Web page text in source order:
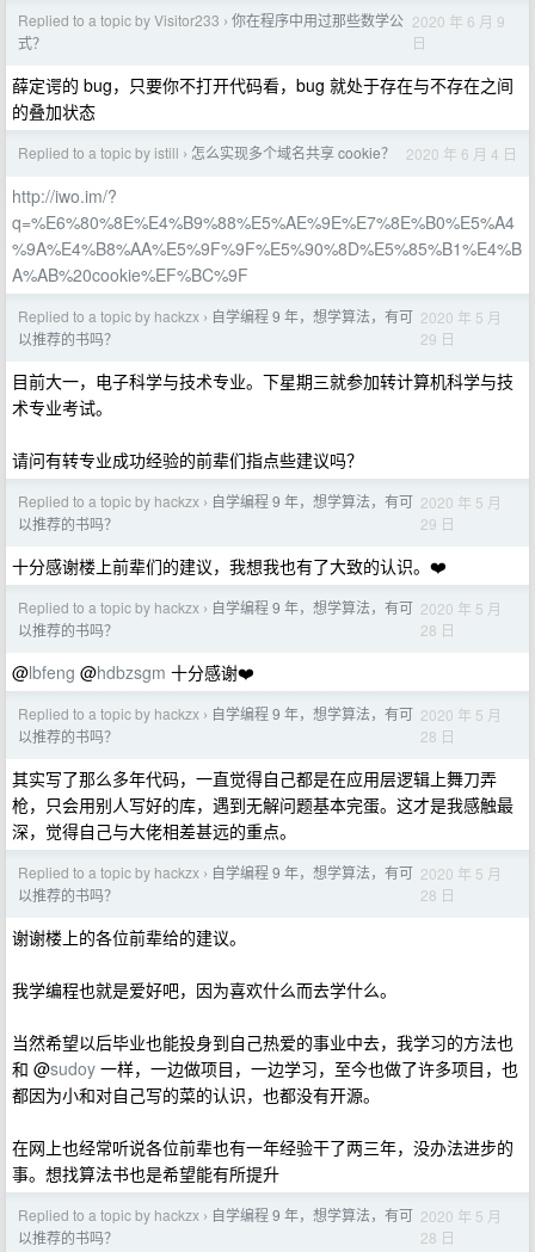
Replied to a topic by Visitor233 › 你在程序中用过那些数学公
式？
2020 年 6 月 9
日
薛定谔的 bug，只要你不打开代码看，bug 就处于存在与不存在之间
的叠加状态
Replied to a topic by istill › 怎么实现多个域名共享 cookie？ 2020 年 6 月 4 日
http://iwo.im/?
q=%E6%80%8E%E4%B9%88%E5%AE%9E%E7%8E%B0%E5%A4
%9A%E4%B8%AA%E5%9F%9F%E5%90%8D%E5%85%B1%E4%B
A%AB%20cookie%EF%BC%9F
Replied to a topic by hackzx › 自学编程 9 年，想学算法，有可
以推荐的书吗？
2020 年 5 月
29 日
目前大一，电子科学与技术专业。下星期三就参加转计算机科学与技
术专业考试。
请问有转专业成功经验的前辈们指点些建议吗？
Replied to a topic by hackzx › 自学编程 9 年，想学算法，有可
以推荐的书吗？
2020 年 5 月
29 日
十分感谢楼上前辈们的建议，我想我也有了大致的认识。❤️
Replied to a topic by hackzx › 自学编程 9 年，想学算法，有可
以推荐的书吗？
2020 年 5 月
28 日
@lbfeng @hdbzsgm 十分感谢❤️
Replied to a topic by hackzx › 自学编程 9 年，想学算法，有可
以推荐的书吗？
2020 年 5 月
28 日
其实写了那么多年代码，一直觉得自己都是在应用层逻辑上舞刀弄
枪，只会用别人写好的库，遇到无解问题基本完蛋。这才是我感触最
深，觉得自己与大佬相差甚远的重点。
Replied to a topic by hackzx › 自学编程 9 年，想学算法，有可
以推荐的书吗？
2020 年 5 月
28 日
谢谢楼上的各位前辈给的建议。
我学编程也就是爱好吧，因为喜欢什么而去学什么。
当然希望以后毕业也能投身到自己热爱的事业中去，我学习的方法也
和 @sudoy 一样，一边做项目，一边学习，至今也做了许多项目，也
都因为小和对自己写的菜的认识，也都没有开源。
在网上也经常听说各位前辈也有一年经验干了两三年，没办法进步的
事。想找算法书也是希望能有所提升
Replied to a topic by hackzx › 自学编程 9 年，想学算法，有可
以推荐的书吗？
2020 年 5 月
28 日